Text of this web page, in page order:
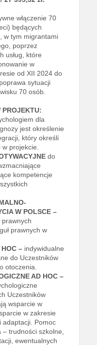
włączenie 70
będących
w tym migrantami
poprzez
usług, które
w
od XII 2024 do
sytuacji
70 osób.
PROJEKTU:
dla
jest określenie
który określi
projekcie.
do
kompetencje
W POLSCE –
prawnych w
HOC – indywidualne
do Uczestników
otoczenia.
AD HOC –
Uczestników
wsparcie w
w zakresie
adaptacji. Pomoc
trudności szkolne,
ewentualnych